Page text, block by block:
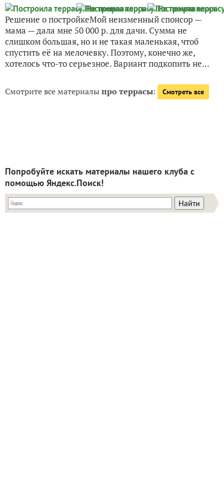
Решение о постройкеМой неизменный спонсор —
мама — дала мне 50 000 р. для дачи. Сумма не
слишком большая, но и не такая маленькая, чтоб
спустить её на мелочевку. Поэтому, конечно же,
хотелось что-то серьезное. Вариант подкопить не...
Смотрите все материалыпро террасы: Смотреть все
Попробуйте искать материалы нашего клуба с
помощью Яндекс.Поиск!